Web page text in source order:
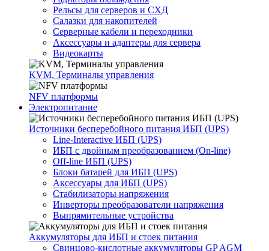
Рельсы для серверов и СХД
Салазки для накопителей
Серверные кабели и переходники
Аксессуары и адаптеры для сервера
Видеокарты
KVM, Терминалы управления
NFV платформы
Электропитание
Источники бесперебойного питания ИБП (UPS)
Line-Interactive ИБП (UPS)
ИБП с двойным преобразованием (On-line)
Off-line ИБП (UPS)
Блоки батарей для ИБП (UPS)
Аксессуары для ИБП (UPS)
Стабилизаторы напряжения
Инверторы преобразователи напряжения
Выпрямительные устройства
Аккумуляторы для ИБП и стоек питания
Свинцово-кислотные аккумуляторы GP AGM